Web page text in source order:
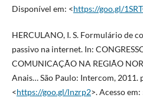
Disponível em: <https://goo.gl/
HERCULANO, I. S. Formulário de
passivo na internet. In:
COMUNICAÇÃO NA REGIÃO
Anais… São Paulo: Intercom, 2011.
<https://goo.gl/lnzrp2>. Acesso